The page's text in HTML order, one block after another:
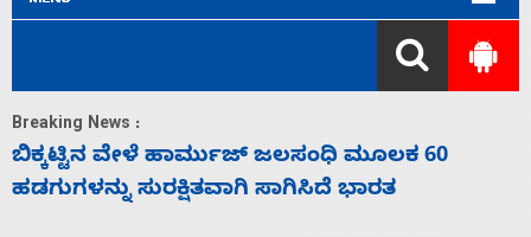
Breaking News :
ನಾಗೇಂದ್ರ ರಾಜೀನಾಮೆ ಕೊಡದಿದ್ದರೆ ಸದನ ನಡೆಸಲು
ಬಿಡೆವು: ಛಲವಾದಿ ನಾರಾಯಣಸ್ವಾಮಿ